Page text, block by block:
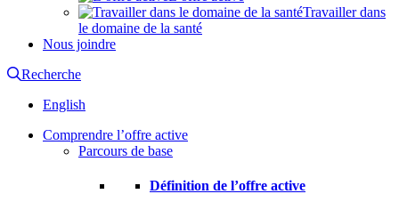
Travailler dans
le domaine de la santé
Nous joindre
Recherche
English
Comprendre l’offre active
Parcours de base
Définition de l’offre active